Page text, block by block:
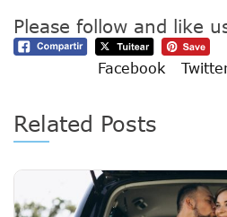
Please follow and like
Facebook
Related Posts